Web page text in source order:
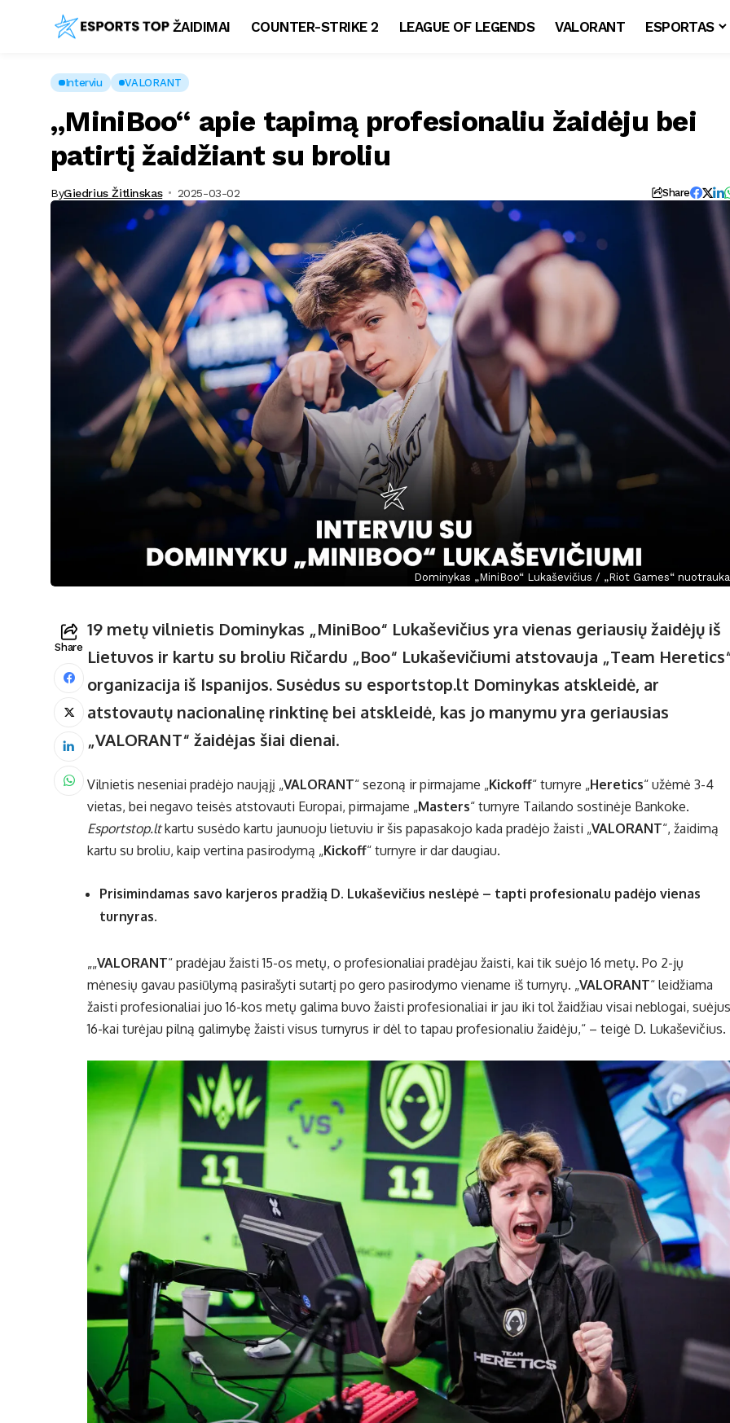
ŽAIDIMAI COUNTER-STRIKE 2 LEAGUE OF LEGENDS VALORANT ESPORTAS
Interviu VALORANT
„MiniBoo“ apie tapimą profesionaliu žaidėju bei
patirtį žaidžiant su broliu
ByGiedrius Žitlinskas 2025-03-02 Share
Dominykas „MiniBoo“ Lukaševičius / „Riot Games“ nuotrauka
Share
19 metų vilnietis Dominykas „MiniBoo“ Lukaševičius yra vienas geriausių žaidėjų iš
Lietuvos ir kartu su broliu Ričardu „Boo“ Lukaševičiumi atstovauja „Team
organizacija iš Ispanijos. Susėdus su esportstop.lt Dominykas atskleidė, ar
atstovautų nacionalinę rinktinę bei atskleidė, kas jo manymu yra geriausias
„VALORANT“ žaidėjas šiai dienai.
Vilnietis neseniai pradėjo naująjį „VALORANT“ sezoną ir pirmajame „Kickoff“ turnyre „Heretics“ užėmė 3-4
vietas, bei negavo teisės atstovauti Europai, pirmajame „Masters“ turnyre Tailando sostinėje Bankoke.
Esportstop.ltkartu susėdo kartu jaunuoju lietuviu ir šis papasakojo kada pradėjo žaisti „VALORANT“, žaidimą
kartu su broliu, kaip vertina pasirodymą „Kickoff“ turnyre ir dar daugiau.
Prisimindamas savo karjeros pradžią D. Lukaševičius neslėpė – tapti profesionalu padėjo vienas
turnyras.
„„VALORANT“ pradėjau žaisti 15-os metų, o profesionaliai pradėjau žaisti, kai tik suėjo 16 metų. Po 2-jų
mėnesių gavau pasiūlymą pasirašyti sutartį po gero pasirodymo viename iš turnyrų. „VALORANT“ leidžiama
žaisti profesionaliai juo 16-kos metų galima buvo žaisti profesionaliai ir jau iki tol žaidžiau visai neblogai, suėjus
16-kai turėjau pilną galimybę žaisti visus turnyrus ir dėl to tapau profesionaliu žaidėju,“ – teigė D. Lukaševičius.